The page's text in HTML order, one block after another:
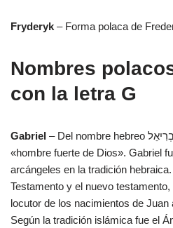
Fryderyk – Forma polaca de
Nombres
con la letra G
Gabriel – Del nombre hebreo גַבְרִיאֵל (Gavri’el) significa
«hombre fuerte de Dios». Gabriel
arcángeles en la tradición
Testamento y el nuevo
locutor de los nacimientos de
Según la tradición islámica fue el